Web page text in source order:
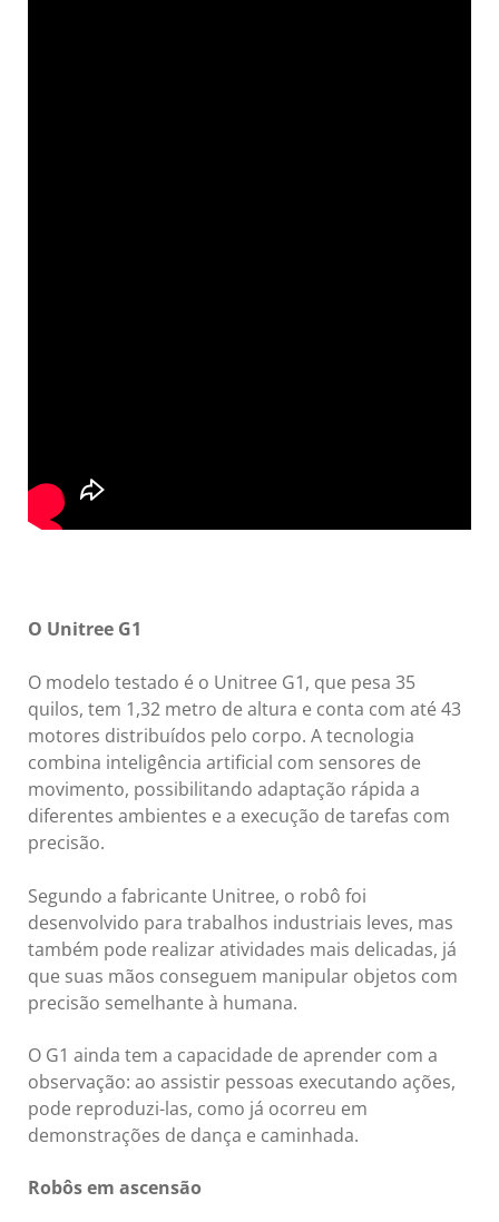
O Unitree G1
O modelo testado é o Unitree G1, que pesa 35
quilos, tem 1,32 metro de altura e conta com até 43
motores distribuídos pelo corpo. A tecnologia
combina inteligência artificial com sensores de
movimento, possibilitando adaptação rápida a
diferentes ambientes e a execução de tarefas com
precisão.
Segundo a fabricante Unitree, o robô foi
desenvolvido para trabalhos industriais leves, mas
também pode realizar atividades mais delicadas, já
que suas mãos conseguem manipular objetos com
precisão semelhante à humana.
O G1 ainda tem a capacidade de aprender com a
observação: ao assistir pessoas executando ações,
pode reproduzi-las, como já ocorreu em
demonstrações de dança e caminhada.
Robôs em ascensão